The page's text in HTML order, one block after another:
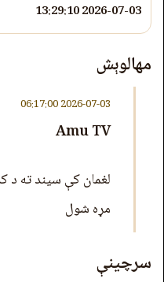
2026-07-03 13:29:10
مهالوېش
2026-07-03 06:17:00
Amu TV
مړه شول
سرچینې